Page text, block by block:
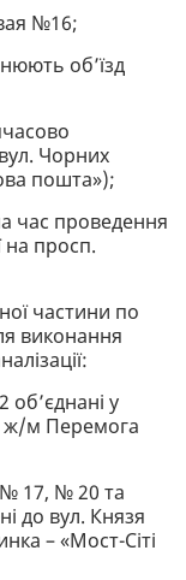
№16;
об’їзд
Чорних
пошта»);
час проведення
на просп.
частини по
виконання
у
ж/м Перемога
17, № 20 та
до вул. Князя
– «Мост-Сіті